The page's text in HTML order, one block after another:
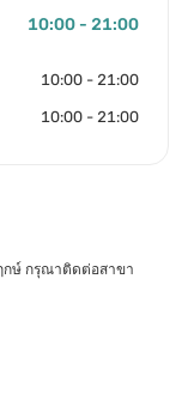
10:00 - 21:00
10:00 - 21:00
10:00 - 21:00
กษ์ กรุณาติดต่อสาขา